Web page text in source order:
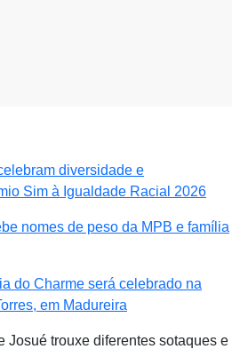
diversidade e
Sim à Igualdade Racial 2026
nomes de peso da MPB e família
do Charme será celebrado na
em Madureira
Josué trouxe diferentes sotaques e